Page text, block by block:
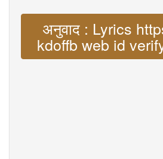
अनुवाद : Lyrics
kdoffb web id